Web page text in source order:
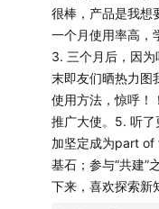
很棒，产品是我想
一个月使用率高，
3. 三个月后，因为
末即友们晒热力图
使用方法，惊呼！
推广大使。5. 听
加坚定成为part
基石；参与“共建
下来，喜欢探索新